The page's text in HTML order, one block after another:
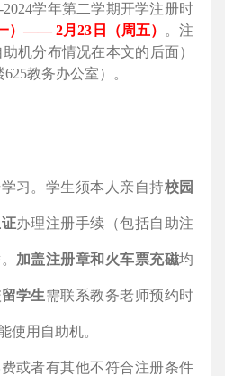
2024学年第二学期开学注册时
）——2月23 日（周五）
。注
助机分布情况在本文的后面）
625教务办公室）。
习。学生须本人亲自持校园
办理注册手续（包括自助注
加盖注册章和火车票充磁均
学生需联系教务老师预约时
使用自助机。
或者有其他不符合注册条件